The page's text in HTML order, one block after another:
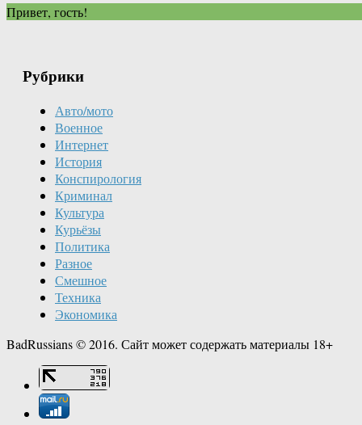
Привет, гость!
Рубрики
Авто/мото
Военное
Интернет
История
Конспирология
Криминал
Культура
Курьёзы
Политика
Разное
Смешное
Техника
Экономика
BadRussians © 2016. Сайт может содержать материалы 18+